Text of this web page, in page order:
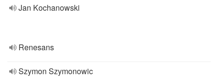
Jan Kochanowski
Renesans
Szymon Szymonowic